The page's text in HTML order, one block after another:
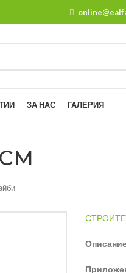
ЗА НАС ГАЛЕРИЯ